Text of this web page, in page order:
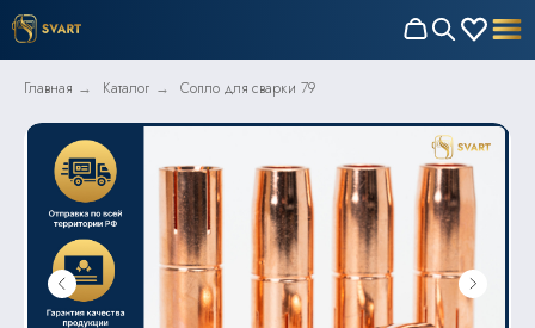
Главная → Каталог → Сопло для сварки 79